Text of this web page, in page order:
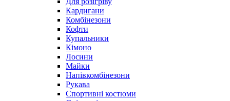
Кардигани
Комбінезони
Кофти
Купальники
Кімоно
Лосини
Майки
Напівкомбінезони
Рукава
Спортивні костюми